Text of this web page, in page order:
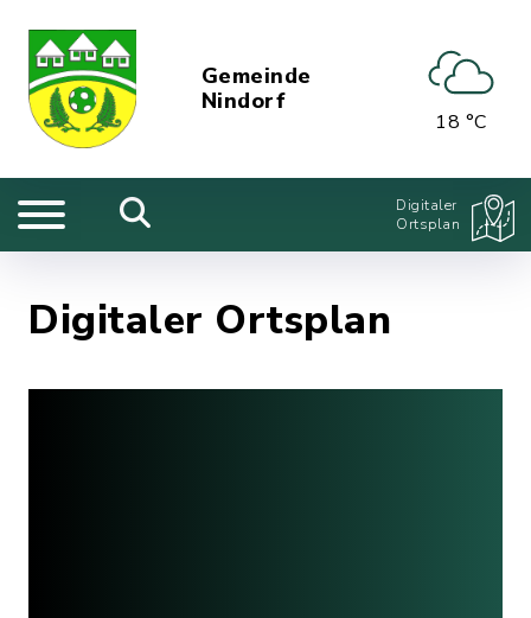
Gemeinde
Nindorf
18 °C
Digitaler
Ortsplan
Digitaler Ortsplan